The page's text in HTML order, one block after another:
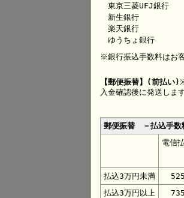
東京三菱UFJ銀行
新生銀行
楽天銀行
ゆうちょ銀行
※銀行振込手数料はお
【郵便振替】(前払い)
入金確認後に発送します
郵便振替 －払込手数
電信
払込3万円未満
払込3万円以上